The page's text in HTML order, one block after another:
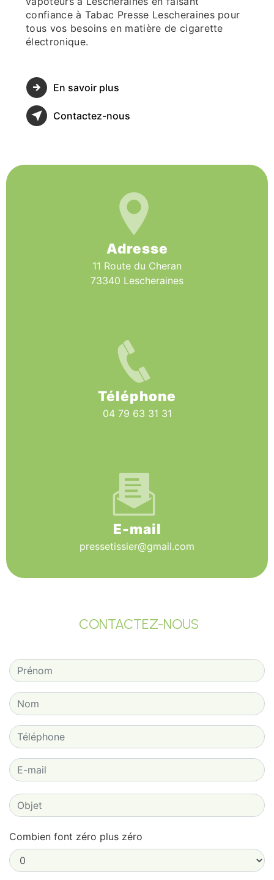
confiance à Tabac Presse Lescheraines pour
tous vos besoins en matière de cigarette
électronique.
En savoir plus
Contactez-nous
Adresse
11 Route du Cheran
73340 Lescheraines
Téléphone
04 79 63 31 31
E-mail
pressetissier@gmail.com
CONTACTEZ-NOUS
Combien font zéro plus zéro